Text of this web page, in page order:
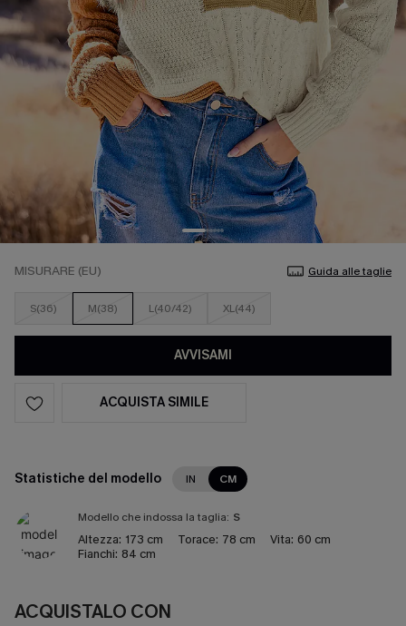
MISURARE (EU) Guida alle taglie
S(36) M(38) L(40/42) XL(44)
AVVISAMI
ACQUISTA SIMILE
Statistiche del modello IN CM
Modello che indossa la taglia: S
Altezza: 173 cm Torace: 78 cm Vita: 60 cm
Fianchi: 84 cm
ACQUISTALO CON